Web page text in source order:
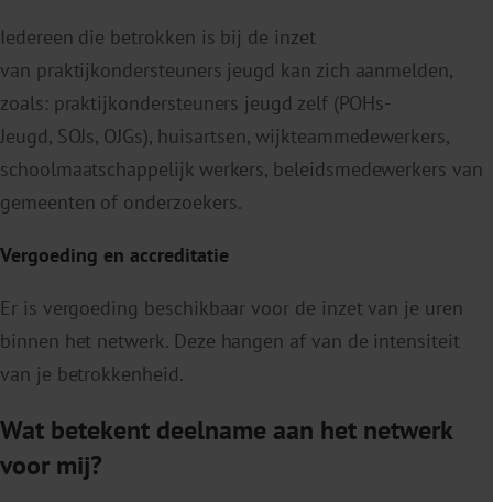
Iedereen die betrokken is bij de inzet
van praktijkondersteuners jeugd kan zich aanmelden,
zoals: praktijkondersteuners jeugd zelf (POHs-
Jeugd, SOJs, OJGs), huisartsen, wijkteammedewerkers,
schoolmaatschappelijk werkers, beleidsmedewerkers van
gemeenten of onderzoekers.
Vergoeding en accreditatie
Er is vergoeding beschikbaar voor de inzet van je uren
binnen het netwerk. Deze hangen af van de intensiteit
van je betrokkenheid.
Wat betekent deelname aan het netwerk
voor mij?